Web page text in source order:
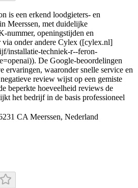
is een erkend loodgieters- en
Meerssen, met duidelijke
openingstijden en
via onder andere Cylex ([cylex.nl]
installatie-techniek-r--feron-
De Google‑beoordelingen
ervaringen, waaronder snelle service en
review wijst op een gemiste
beperkte hoeveelheid reviews de
het bedrijf in de basis professioneel
CA Meerssen, Nederland